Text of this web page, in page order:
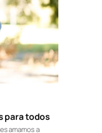
para todos
amamos a